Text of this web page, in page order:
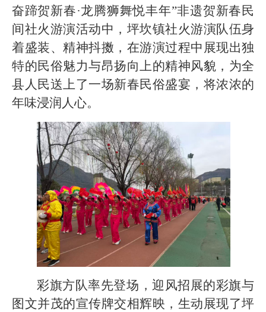
奋蹄贺新春·龙腾狮舞悦丰年”非遗贺新春民
间社火游演活动中，坪坎镇社火游演队伍身
着盛装、精神抖擞，在游演过程中展现出独
特的民俗魅力与昂扬向上的精神风貌，为全
县人民送上了一场新春民俗盛宴，将浓浓的
年味浸润人心。
彩旗方队率先登场，迎风招展的彩旗与
图文并茂的宣传牌交相辉映，生动展现了坪